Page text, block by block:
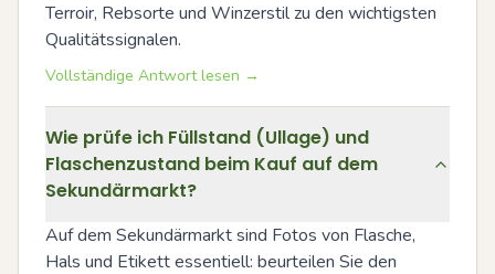
Terroir, Rebsorte und Winzerstil zu den wichtigsten
Qualitätssignalen.
Vollständige Antwort lesen →
Wie prüfe ich Füllstand (Ullage) und
Flaschenzustand beim Kauf auf dem
Sekundärmarkt?
Auf dem Sekundärmarkt sind Fotos von Flasche,
Hals und Etikett essentiell: beurteilen Sie den